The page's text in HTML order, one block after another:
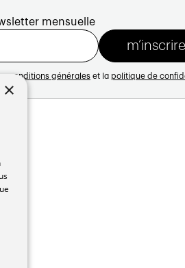
mensuelle
conditions générales et la politique de
×